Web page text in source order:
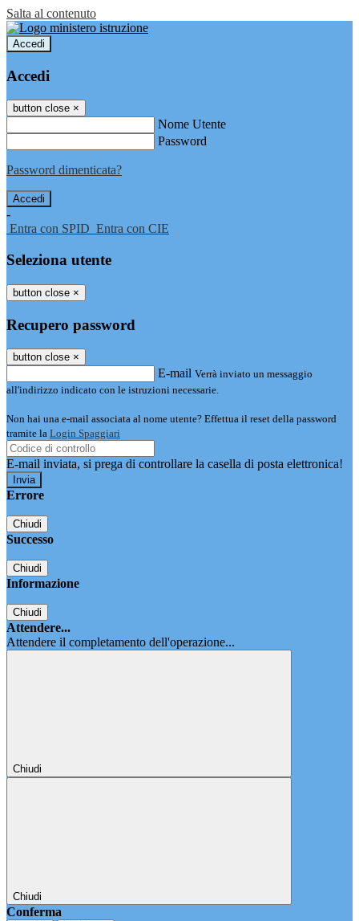
Salta al contenuto
Accedi
Accedi
button close ×
Nome Utente
Password
Password dimenticata?
-
Entra con SPID Entra con CIE
Seleziona utente
button close ×
Recupero password
button close ×
E-mail Verrà inviato un messaggio
all'indirizzo indicato con le istruzioni necessarie.
Non hai una e-mail associata al nome utente? Effettua il reset della password
tramite la Login Spaggiari
E-mail inviata, si prega di controllare la casella di posta elettronica!
Errore
Chiudi
Successo
Chiudi
Informazione
Chiudi
Attendere...
Attendere il completamento dell'operazione...
Chiudi
Chiudi
Conferma